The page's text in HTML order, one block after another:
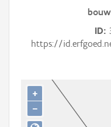
Gebeurtenis
Persoon of collectief
ID
https://
+
−